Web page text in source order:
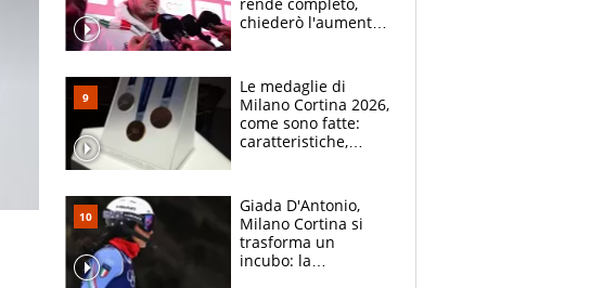
chiederò l'aumento
Le medaglie di
Milano Cortina 2026,
come sono fatte:
caratteristiche,
Giada D'Antonio,
Milano Cortina si
trasforma un
incubo: la